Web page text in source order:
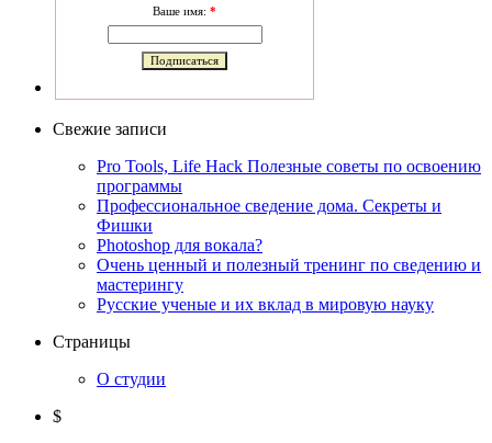
Ваше имя: *
Свежие записи
Pro Tools, Life Hack Полезные советы по освоению
программы
Профессиональное сведение дома. Секреты и
Фишки
Photoshop для вокала?
Очень ценный и полезный тренинг по сведению и
мастерингу
Русские ученые и их вклад в мировую науку
Страницы
О студии
$